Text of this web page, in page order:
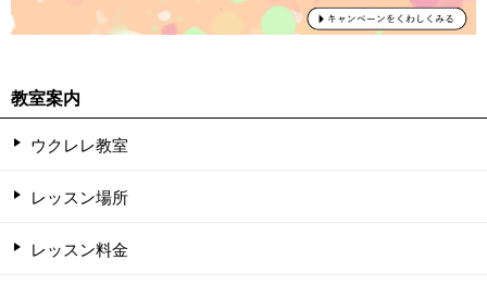
教室案内
ウクレレ教室
レッスン場所
レッスン料金